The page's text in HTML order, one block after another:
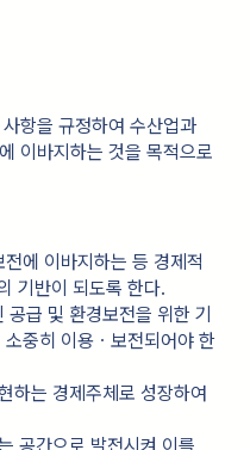
항을 규정하여 수산업과
이바지하는 것을 목적으로
에 이바지하는 등 경제적
기반이 되도록 한다.
급 및 환경보전을 위한 기
중히 이용ㆍ보전되어야 한
하는 경제주체로 성장하여